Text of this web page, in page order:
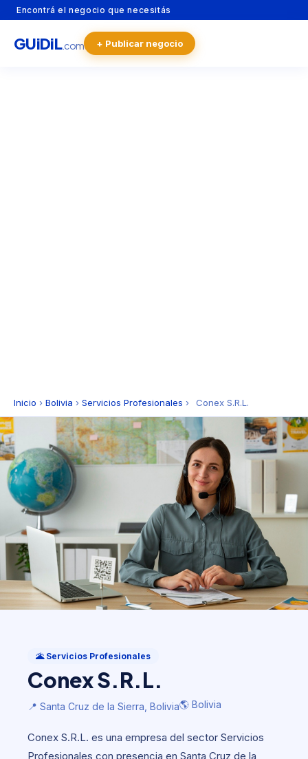
Encontrá el negocio que necesitás
GUiDiL.com + Publicar negocio
Inicio › Bolivia › Servicios Profesionales › Conex S.R.L.
Conex S.R.L.
📍 Santa Cruz de la Sierra, Bolivia
🌋 Servicios Profesionales
Conex S.R.L.
📍 Santa Cruz de la Sierra, Bolivia🌎 Bolivia
Conex S.R.L. es una empresa del sector Servicios
Profesionales con presencia en Santa Cruz de la